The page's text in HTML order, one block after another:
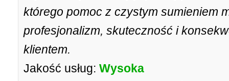
którego pomoc z czystym sumieniem
profesjonalizm, skuteczność i
klientem.
Jakość usług: Wysoka